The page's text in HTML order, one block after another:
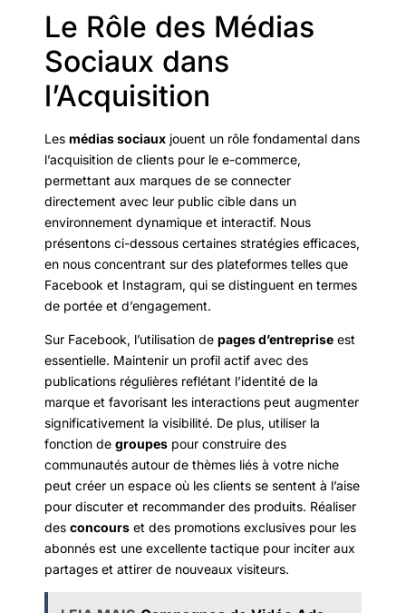
Le Rôle des Médias
Sociaux dans
l’Acquisition
Les médias sociaux jouent un rôle fondamental dans
l’acquisition de clients pour le e-commerce,
permettant aux marques de se connecter
directement avec leur public cible dans un
environnement dynamique et interactif. Nous
présentons ci-dessous certaines stratégies efficaces,
en nous concentrant sur des plateformes telles que
Facebook et Instagram, qui se distinguent en termes
de portée et d’engagement.
Sur Facebook, l’utilisation de pages d’entreprise est
essentielle. Maintenir un profil actif avec des
publications régulières reflétant l’identité de la
marque et favorisant les interactions peut augmenter
significativement la visibilité. De plus, utiliser la
fonction de groupes pour construire des
communautés autour de thèmes liés à votre niche
peut créer un espace où les clients se sentent à l’aise
pour discuter et recommander des produits. Réaliser
des concours et des promotions exclusives pour les
abonnés est une excellente tactique pour inciter aux
partages et attirer de nouveaux visiteurs.